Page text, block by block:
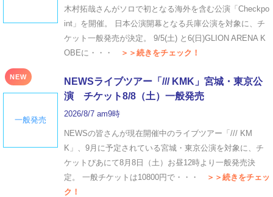
木村拓哉さんがソロで初となる海外を含む公演「Checkpo
int」を開催。 日本公演開幕となる兵庫公演を対象に、チ
ケット一般発売が決定。 9/5(土) と6(日)GLION ARENA K
OBEに・・・
＞＞続きをチェック！
NEW
一般発売
NEWSライブツアー「/// KMK」宮城・東京公
演 チケット8/8（土）一般発売
2026/8/7 am9時
NEWSの皆さんが現在開催中のライブツアー「/// KM
K」、9月に予定されている宮城・東京公演を対象に、チ
ケットぴあにて8月8日（土）お昼12時より一般発売決
定。 一般チケットは10800円で・・・
＞＞続きをチェッ
ク！